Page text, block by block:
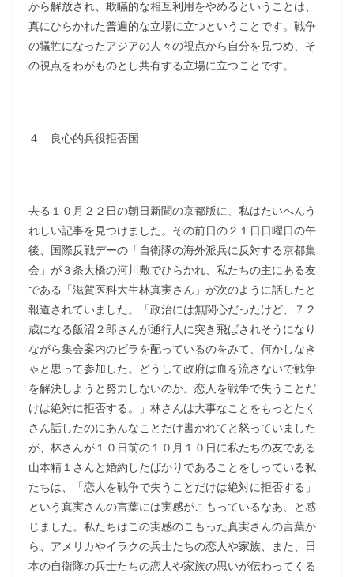
から解放され、欺瞞的な相互利用をやめるということは、
真にひらかれた普遍的な立場に立つということです。戦争
の犠牲になったアジアの人々の視点から自分を見つめ、そ
の視点をわがものとし共有する立場に立つことです。
４ 良心的兵役拒否国
去る１０月２２日の朝日新聞の京都版に、私はたいへんう
れしい記事を見つけました。その前日の２１日日曜日の午
後、国際反戦デーの「自衛隊の海外派兵に反対する京都集
会」が３条大橋の河川敷でひらかれ、私たちの主にある友
である「滋賀医科大生林真実さん」が次のように話したと
報道されていました。「政治には無関心だったけど、７２
歳になる飯沼２郎さんが通行人に突き飛ばされそうになり
ながら集会案内のビラを配っているのをみて、何かしなき
ゃと思って参加した。どうして政府は血を流さないで戦争
を解決しようと努力しないのか。恋人を戦争で失うことだ
けは絶対に拒否する。」林さんは大事なことをもっとたく
さん話したのにあんなことだけ書かれてと怒っていました
が、林さんが１０日前の１０月１０日に私たちの友である
山本精１さんと婚約したばかりであることをしっている私
たちは、「恋人を戦争で失うことだけは絶対に拒否する」
という真実さんの言葉には実感がこもっているなあ、と感
じました。私たちはこの実感のこもった真実さんの言葉か
ら、アメリカやイラクの兵士たちの恋人や家族、また、日
本の自衛隊の兵士たちの恋人や家族の思いが伝わってくる